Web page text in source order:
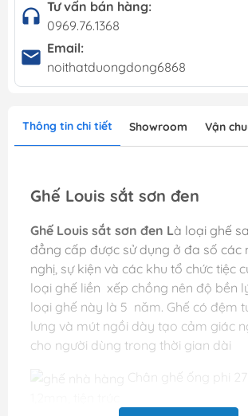
Tư vấn bán hàng:
0969.76.1368
Email:
noithatduongdong6868
Thông tin chi tiết Showroom Vận
Ghế Louis sắt sơn đen
Ghế Louis sắt sơn đen Là loại ghế
đẳng cấp được sử dụng ở đa số các
nghị, sự kiện và các khu tổ chức tiệc
loại ghế liền xếp chồng nên độ bền
loại ghế này là 5 năm. Ghế có đệm
lưng và mút ngồi dày tạo cảm giác
cho người dùng trong thời gian dài
Chân ghế ống phi 27